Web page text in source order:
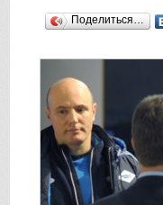
Поделиться…